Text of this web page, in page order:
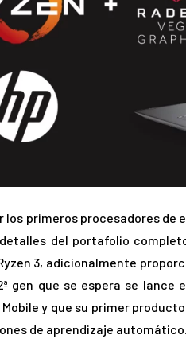
los primeros procesadores de
del portafolio
Ryzen 3, adicionalmente
gen que se espera se
Mobile y que su primer
de aprendizaje automático.